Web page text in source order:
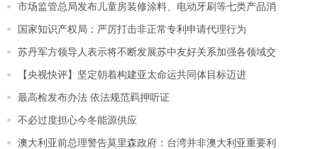
市场监管总局发布儿童房装修涂料、电动牙刷等七类产品消
国家知识产权局：严厉打击非正常专利申请代理行为
苏丹军方领导人表示将不断发展苏中友好关系加强各领域交
【央视快评】坚定朝着构建亚太命运共同体目标迈进
最高检发布办法 依法规范羁押听证
不必过度担心今冬能源供应
澳大利亚前总理警告莫里森政府：台湾并非澳大利亚重要利